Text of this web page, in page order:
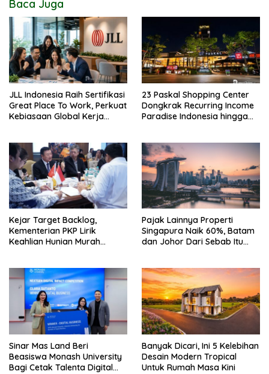
Baca Juga
JLL Indonesia Raih Sertifikasi
Great Place To Work, Perkuat
Kebiasaan Global Kerja
23 Paskal Shopping Center
Dongkrak Recurring Income
Paradise Indonesia hingga
Kejar Target Backlog,
Kementerian PKP Lirik
Keahlian Hunian Murah
Pajak Lainnya Properti
Singapura Naik 60%, Batam
dan Johor Dari Sebab Itu
Sinar Mas Land Beri
Beasiswa Monash University
Bagi Cetak Talenta Digital
Banyak Dicari, Ini 5 Kelebihan
Desain Modern Tropical
Untuk Rumah Masa Kini